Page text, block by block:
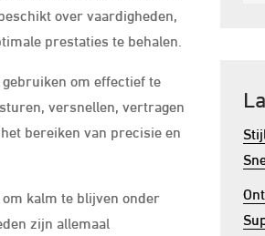
over vaardigheden,
prestaties te behalen.
om effectief te
versnellen, vertragen
bereiken van precisie en
kalm te blijven onder
zijn allemaal